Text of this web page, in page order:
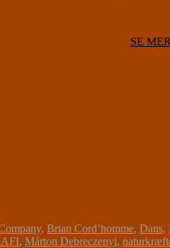
SE
, Brian Cord’homme, Dans,
, Márton Debreczenyi,